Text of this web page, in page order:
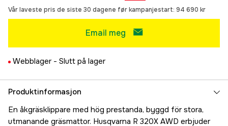
Vår laveste pris de siste 30 dagene før kampanjestart: 94 690 kr
Email meg
Webblager - Slutt på lager
Produktinformasjon
En åkgräsklippare med hög prestanda, byggd för stora,
utmanande gräsmattor. Husqvarna R 320X AWD erbjuder